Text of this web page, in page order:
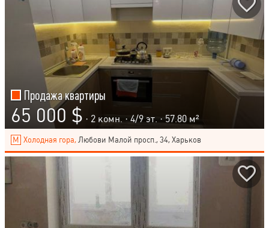
Продажа квартиры
65 000 $ · 2 комн. · 4/9 эт. · 57.80 м²
Холодная гора, Любови Малой просп., 34, Харьков